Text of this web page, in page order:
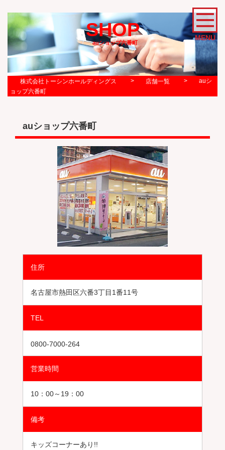
MENU
SHOP
auショップ六番町
株式会社トーシンホールディングス > 店舗一覧 >
auシ
ョップ六番町
auショップ六番町
住所
名古屋市熱田区六番3丁目1番11号
TEL
0800-7000-264
営業時間
10：00～19：00
備考
キッズコーナーあり!!